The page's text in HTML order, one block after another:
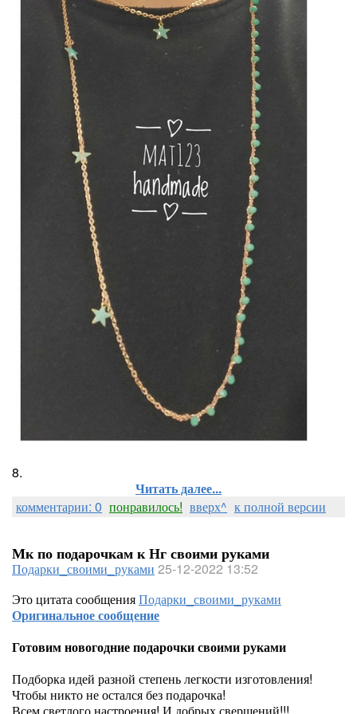
8.
Читать далее...
комментарии: 0 понравилось! вверх^ к полной версии
Мк по подарочкам к Нг своими руками
Подарки_своими_руками 25-12-2022 13:52
Это цитата сообщенияПодарки_своими_руками
Оригинальное сообщение
Готовим новогодние подарочки своими руками
Подборка идей разной степень легкости изготовления!
Чтобы никто не остался без подарочка!